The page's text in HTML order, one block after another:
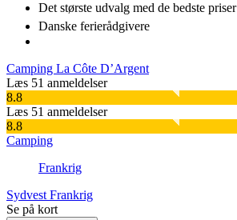
Det største udvalg med de bedste priser
Danske ferierådgivere
Camping La Côte D’Argent
Læs 51 anmeldelser
8.8
Læs 51 anmeldelser
8.8
Camping
Frankrig
Sydvest Frankrig
Se på kort